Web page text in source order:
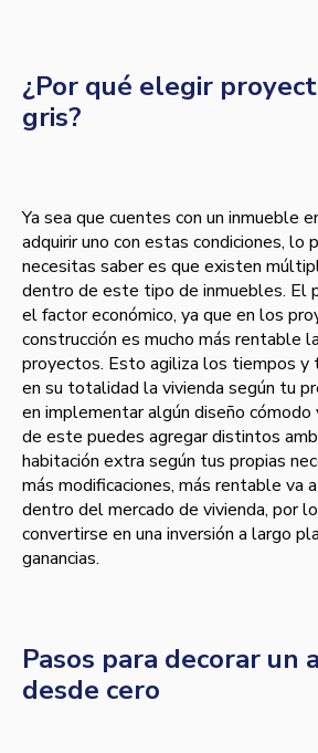
¿Por qué elegir
gris?
Ya sea que cuentes con un inmueble
adquirir uno con estas condiciones, lo
necesitas saber es que existen
dentro de este tipo de inmuebles. El
el factor económico, ya que en los
construcción es mucho más rentable
proyectos. Esto agiliza los tiempos y
en su totalidad la vivienda según tu
en implementar algún diseño
de este puedes agregar distintos
habitación extra según tus propias
más modificaciones, más rentable va
dentro del mercado de vivienda, por
convertirse en una inversión a largo
ganancias.
Pasos para decorar un
desde cero